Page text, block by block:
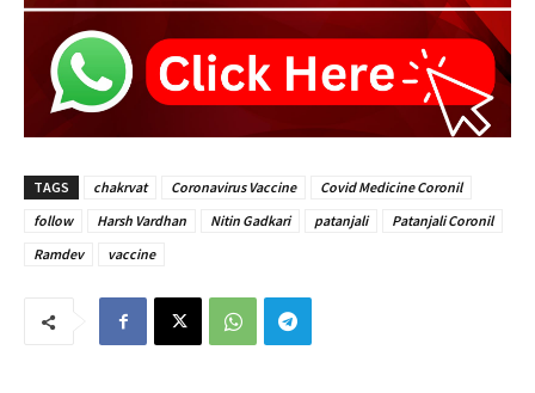
TAGS chakrvat Coronavirus Vaccine
Covid Medicine Coronil
follow
Harsh Vardhan Nitin Gadkari patanjali
Patanjali Coronil
Ramdev
vaccine